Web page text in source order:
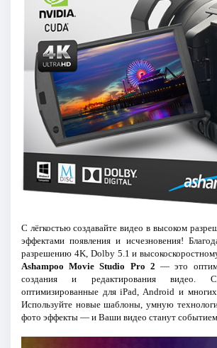
С лёгкостью создавайте видео в высоком
эффектами появления и исчезновения!
разрешению 4K, Dolby 5.1 и
Ashampoo Movie Studio Pro 2 — это
создания и редактирования видео.
оптимизированные для iPad, Android и многих
Используйте новые шаблоны, умную
фото эффекты — и Ваши видео станут